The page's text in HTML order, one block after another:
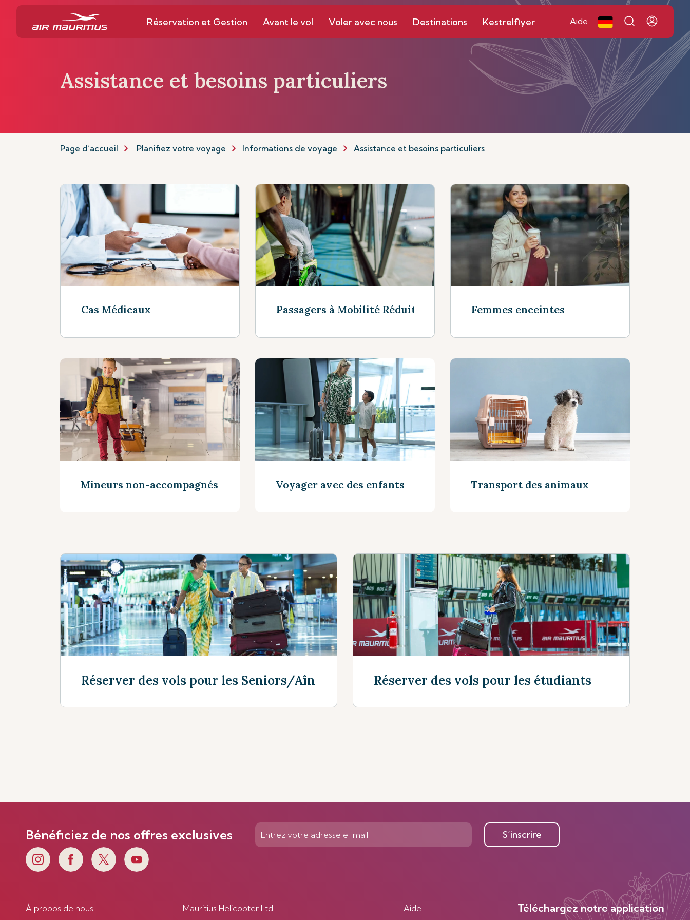
Réservation et Gestion Avant le vol Voler avec nous Destinations Kestrelflyer Aide
Assistance et besoins particuliers
Page d’accueil Planifiez votre voyage Informations de voyage Assistance et besoins particuliers
Cas Médicaux
Voir plus
Passagers à Mobilité Réduite
Voir Plus
Femmes enceintes
Voir plus
Mineurs non-accompagnés
Voir plus
Voyager avec des enfants
Voir plus
Transport des animaux
Voir plus
Réserver des vols pour les Seniors/Aînés Réserver des vols pour les étudiants
Bénéficiez de nos offres exclusives S’inscrire
À propos de nous
Mauritius Helicopter Ltd
Aide Téléchargez notre application